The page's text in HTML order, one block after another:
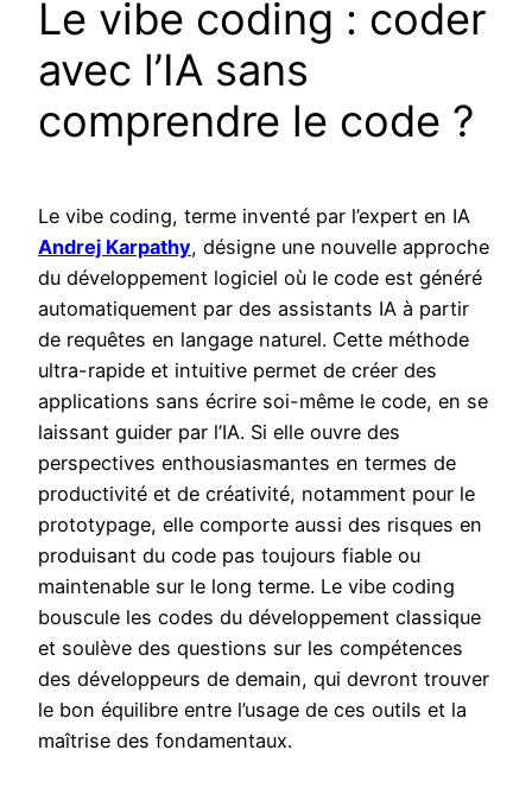
Le vibe coding : coder
avec l’IA sans
comprendre le code ?
Le vibe coding, terme inventé par l’expert en IA
Andrej Karpathy, désigne une nouvelle approche
du développement logiciel où le code est généré
automatiquement par des assistants IA à partir
de requêtes en langage naturel. Cette méthode
ultra-rapide et intuitive permet de créer des
applications sans écrire soi-même le code, en se
laissant guider par l’IA. Si elle ouvre des
perspectives enthousiasmantes en termes de
productivité et de créativité, notamment pour le
prototypage, elle comporte aussi des risques en
produisant du code pas toujours fiable ou
maintenable sur le long terme. Le vibe coding
bouscule les codes du développement classique
et soulève des questions sur les compétences
des développeurs de demain, qui devront trouver
le bon équilibre entre l’usage de ces outils et la
maîtrise des fondamentaux.